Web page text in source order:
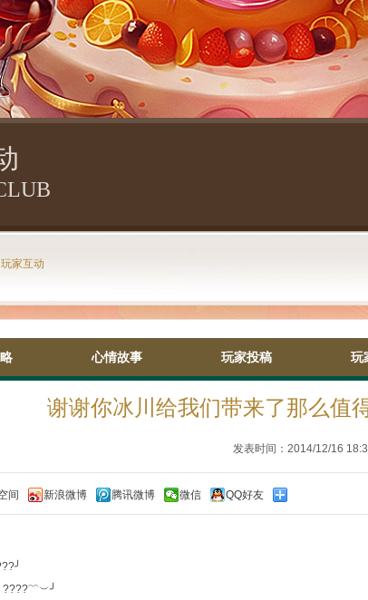
玩家互动
心情故事 玩家投稿 玩
谢谢你冰川给我们带来了那么值
发表时间：2014/12/16
间 新浪微博 腾讯微博 微信 QQ好友